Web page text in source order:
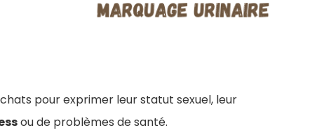
pour exprimer leur statut sexuel, leur
ou de problèmes de santé.